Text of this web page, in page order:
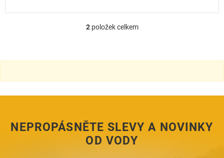
O
á
a
í
v
k
y
2položek celkem
NEPROPÁSNĚTE SLEVY A NOVINKY
OD VODY